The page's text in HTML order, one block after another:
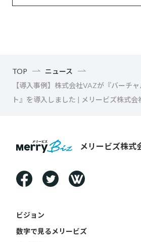
TOP
ニュース
【導入事例】株式会社VAZが『バーチ
ト』を導入しました | メリービズ株式会
メリービズ株式
ビジョン
数字で見るメリービズ